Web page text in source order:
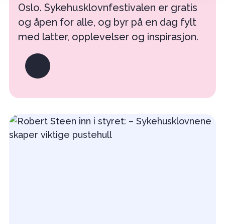
Oslo. Sykehusklovnfestivalen er gratis
og åpen for alle, og byr på en dag fylt
med latter, opplevelser og inspirasjon.